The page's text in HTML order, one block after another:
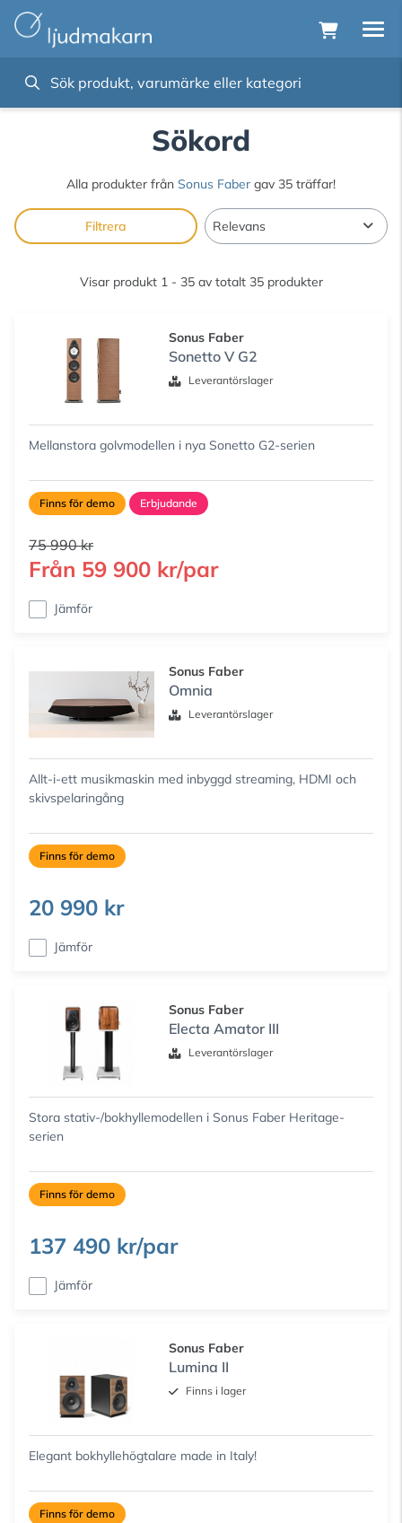
Sökord
Alla produkter från Sonus Faber gav 35 träffar!
Filtrera
Visar produkt 1 - 35 av totalt 35 produkter
Sonus Faber
Sonetto V G2
Leverantörslager
Mellanstora golvmodellen i nya Sonetto G2-serien
Finns för demo Erbjudande
75 990 kr
Från 59 900 kr/par
Jämför
Sonus Faber
Omnia
Leverantörslager
Allt-i-ett musikmaskin med inbyggd streaming, HDMI och
skivspelaringång
Finns för demo
20 990 kr
Jämför
Sonus Faber
Electa Amator III
Leverantörslager
Stora stativ-/bokhyllemodellen i Sonus Faber Heritage-
serien
Finns för demo
137 490 kr/par
Jämför
Sonus Faber
Lumina II
Finns i lager
Elegant bokhyllehögtalare made in Italy!
Finns för demo